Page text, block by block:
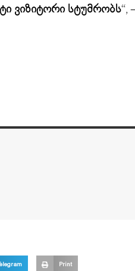
ვიზიტორი სტუმრობს“,
Print